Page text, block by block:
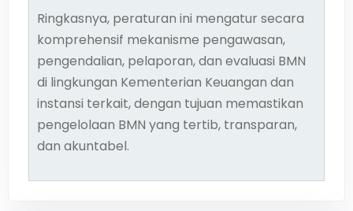
Ringkasnya, peraturan ini mengatur secara
komprehensif mekanisme pengawasan,
pengendalian, pelaporan, dan evaluasi BMN
di lingkungan Kementerian Keuangan dan
instansi terkait, dengan tujuan memastikan
pengelolaan BMN yang tertib, transparan,
dan akuntabel.